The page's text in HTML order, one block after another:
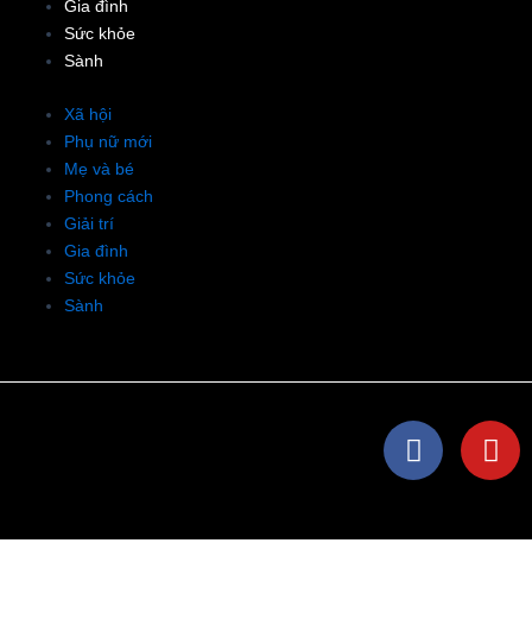
Gia đình
Sức khỏe
Sành
Xã hội
Phụ nữ mới
Mẹ và bé
Phong cách
Giải trí
Gia đình
Sức khỏe
Sành